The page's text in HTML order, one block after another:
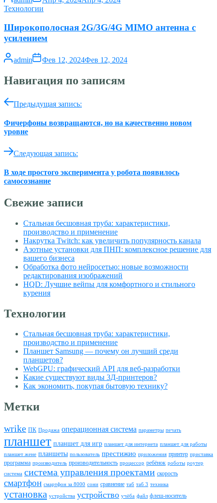
Технологии
Широкополосная 2G/3G/4G MIMO антенна с
усилением
admin Фев 12, 2024Фев 12, 2024
Навигация по записям
Предыдущая запись:
Фичерфоны возвращаются, но на качественно новом
уровне
Следующая запись:
В ходе простого эксперимента у робота появилось
самосознание
Свежие записи
Стальная бесшовная труба: характеристики,
производство и применение
Накрутка Twitch: как увеличить популярность канала
Азотные установки для ПНП: комплексное решение для
вашего бизнеса
Обработка фото нейросетью: новые возможности
редактирования изображений
HQD: Лучшие вейпы для комфортного и стильного
курения
Технологии
Стальная бесшовная труба: характеристики,
производство и применение
Планшет Samsung — почему он лучший среди
планшетов?
WebGPU: графический API для веб-разработки
Какие существуют виды 3Д-принтеров?
Как экономить, покупая бытовую технику?
Метки
wrike ПК Продажа операционная система параметры печать
планшет планшет для игр планшет для интернета планшет для работы
планшет жене планшеты пользователь престижио приложения принтер приставка
программа производитель производительность процессор ребёнок роботы роутер
система система управления проектами скорость
смартфон смартфон за 8000 сони сравнение таб таб 3 техника
установка устройства устройство учёба файл флеш-носитель